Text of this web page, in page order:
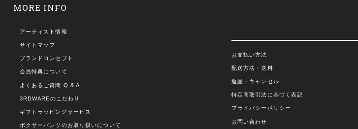
MORE INFO
アーティスト情報
サイトマップ
ブランドコンセプト
会員特典について
よくあるご質問 Q & A
3RDWAREのこだわり
ギフトラッピングサービス
ボクサーパンツのお取り扱いについて
お支払い方法
配送方法・送料
返品・キャンセル
特定商取引法に基づく表記
プライバシーポリシー
お問い合わせ